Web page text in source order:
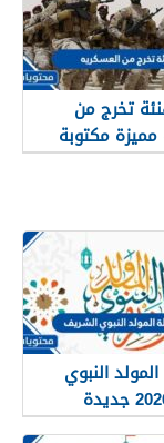
تخرج من
مكتوبة
النبوي